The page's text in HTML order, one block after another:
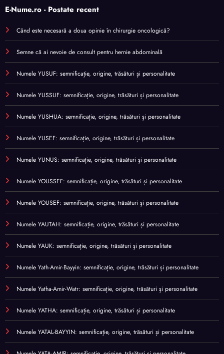
E-Nume.ro - Postate recent
Când este necesară a doua opinie în chirurgie oncologică?
Semne că ai nevoie de consult pentru hernie abdominală
Numele YUSUF: semnificație, origine, trăsături și personalitate
Numele YUSSUF: semnificație, origine, trăsături și personalitate
Numele YUSHUA: semnificație, origine, trăsături și personalitate
Numele YUSEF: semnificație, origine, trăsături și personalitate
Numele YUNUS: semnificație, origine, trăsături și personalitate
Numele YOUSSEF: semnificație, origine, trăsături și personalitate
Numele YOUSEF: semnificație, origine, trăsături și personalitate
Numele YAUTAH: semnificație, origine, trăsături și personalitate
Numele YAUK: semnificație, origine, trăsături și personalitate
Numele Yath-Amir-Bayyin: semnificație, origine, trăsături și personalitate
Numele Yatha-Amir-Watr: semnificație, origine, trăsături și personalitate
Numele YATHA: semnificație, origine, trăsături și personalitate
Numele YATAL-BAYYIN: semnificație, origine, trăsături și personalitate